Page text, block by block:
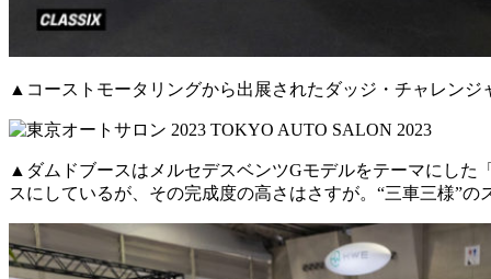
▲コーストモータリングから出展されたダッジ・チャレン
▲ダムドブースはメルセデスベンツGモデルをテーマにした
スにしているが、その完成度の高さはさすが。“三車三様”の